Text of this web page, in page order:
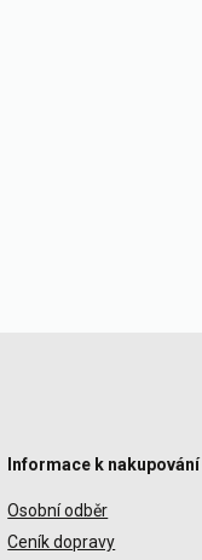
Informace k nakupování
Osobní odběr
Ceník dopravy